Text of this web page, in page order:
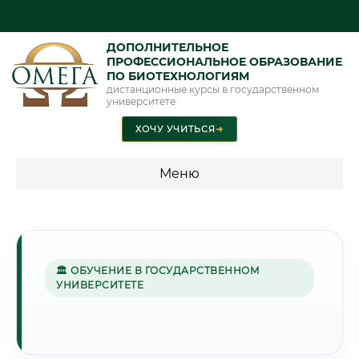
ДОПОЛНИТЕЛЬНОЕ
ПРОФЕССИОНАЛЬНОЕ ОБРАЗОВАНИЕ
ПО БИОТЕХНОЛОГИЯМ
дистанционные курсы в государственном
университете
ХОЧУ УЧИТЬСЯ➜
Меню
🏛 ОБУЧЕНИЕ В ГОСУДАРСТВЕННОМ
УНИВЕРСИТЕТЕ